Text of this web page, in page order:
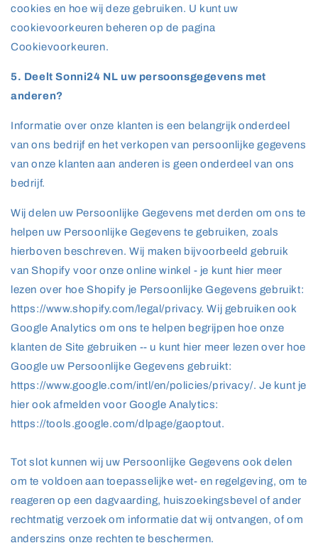
cookies en hoe wij deze gebruiken. U kunt uw
cookievoorkeuren beheren op de pagina
Cookievoorkeuren.
5. Deelt Sonni24 NL uw persoonsgegevens met
anderen?
Informatie over onze klanten is een belangrijk onderdeel
van ons bedrijf en het verkopen van persoonlijke gegevens
van onze klanten aan anderen is geen onderdeel van ons
bedrijf.
Wij delen uw Persoonlijke Gegevens met derden om ons te
helpen uw Persoonlijke Gegevens te gebruiken, zoals
hierboven beschreven. Wij maken bijvoorbeeld gebruik
van Shopify voor onze online winkel - je kunt hier meer
lezen over hoe Shopify je Persoonlijke Gegevens gebruikt:
https://www.shopify.com/legal/privacy. Wij gebruiken ook
Google Analytics om ons te helpen begrijpen hoe onze
klanten de Site gebruiken -- u kunt hier meer lezen over hoe
Google uw Persoonlijke Gegevens gebruikt:
https://www.google.com/intl/en/policies/privacy/. Je kunt je
hier ook afmelden voor Google Analytics:
https://tools.google.com/dlpage/gaoptout.
Tot slot kunnen wij uw Persoonlijke Gegevens ook delen
om te voldoen aan toepasselijke wet- en regelgeving, om te
reageren op een dagvaarding, huiszoekingsbevel of ander
rechtmatig verzoek om informatie dat wij ontvangen, of om
anderszins onze rechten te beschermen.